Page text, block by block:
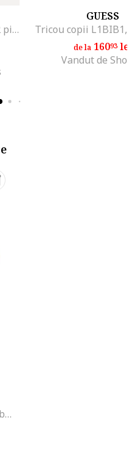
Set de tricouri regular fit - 2 piese, Alb/Albastru inchis
GUESS
Tricou copii L1BIB1,
de la 16093lei
Vandut de
Trening din amestec de bumbac cu imprimeu grafic pe spate, Albastru deschis